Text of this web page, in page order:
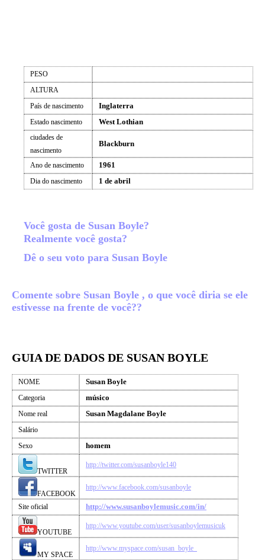
PESO
ALTURA
País de nascimento
Inglaterra
Estado nascimento West Lothian
ciudades de
nascimento
Blackburn
Ano de nascimento 1961
Dia do nascimento 1 de abril
Você gosta de Susan Boyle?
Realmente você gosta?
Dê o seu voto para Susan Boyle
Comente sobre Susan Boyle , o que você diria se ele
estivesse na frente de você??
GUIA DE DADOS DE SUSAN BOYLE
NOME Susan Boyle
Categoria músico
Nome real Susan Magdalane Boyle
Salário
Sexo
homem
TWITTER
http://twitter.com/susanboyle140
FACEBOOK
http://www.facebook.com/susanboyle
Site oficial http://www.susanboylemusic.com/in/
YOUTUBE
http://www.youtube.com/user/susanboylemusicuk
MY SPACE
http://www.myspace.com/susan_boyle_